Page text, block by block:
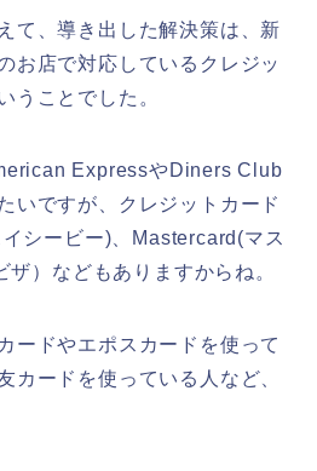
て、導き出した解決策は、新
お店で対応しているクレジッ
うことでした。
ExpressやDiners Club
いですが、クレジットカード
シービー)、Mastercard(マス
）などもありますからね。
ードやエポスカードを使って
カードを使っている人など、